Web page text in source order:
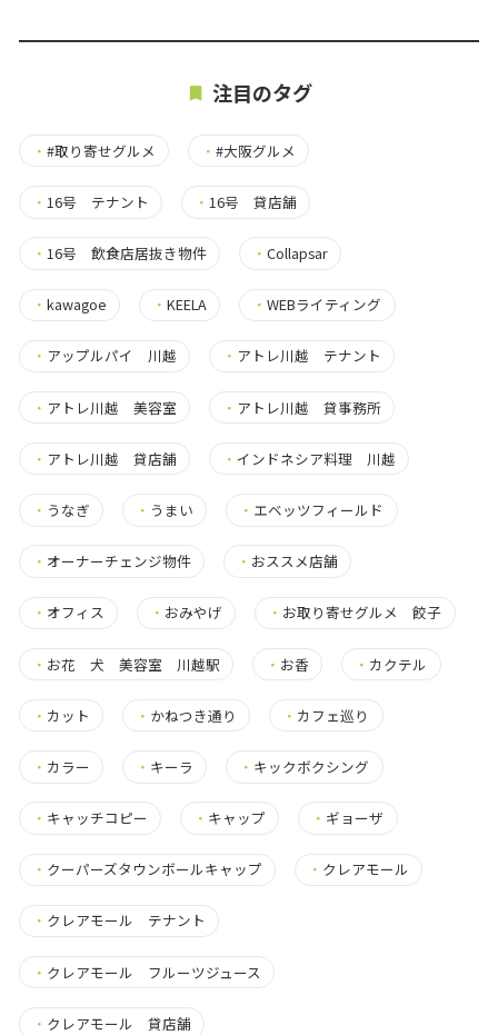
注目のタグ
・ #取り寄せグルメ ・#大阪グルメ
・ 16号 テナント ・16号 貸店舗
・ 16号 飲食店居抜き物件 ・Collapsar
・ kawagoe ・KEELA ・WEBライティング
・ アップルパイ 川越 ・ アトレ川越 テナント
・ アトレ川越 美容室 ・ アトレ川越 貸事務所
・ アトレ川越 貸店舗 ・ インドネシア料理 川越
・ うなぎ ・ うまい ・ エベッツフィールド
・ オーナーチェンジ物件 ・ おススメ店舗
・ オフィス ・ おみやげ ・ お取り寄せグルメ 餃子
・ お花 犬 美容室 川越駅 ・ お香 ・ カクテル
・ カット ・ かねつき通り ・ カフェ巡り
・ カラー ・ キーラ ・ キックボクシング
・ キャッチコピー ・ キャップ ・ ギョーザ
・ クーパーズタウンボールキャップ ・ クレアモール
・ クレアモール テナント
・ クレアモール フルーツジュース
・ クレアモール 貸店舗